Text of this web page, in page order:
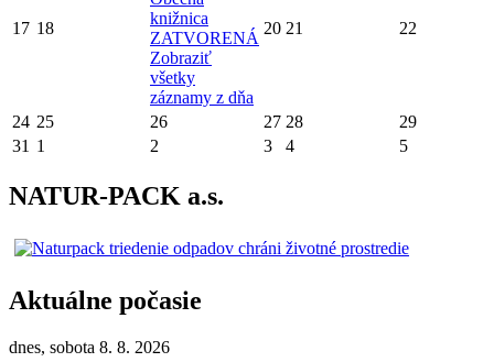
17 18
knižnica
ZATVORENÁ
Zobraziť
všetky
záznamy z dňa
20 21 22
24 25 26 27 28
29
31 1 2 3 4 5
NATUR-PACK a.s.
Aktuálne počasie
dnes, sobota 8. 8. 2026